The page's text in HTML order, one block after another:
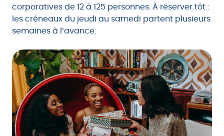
corporatives de 12 à 125 personnes. À réserver tôt :
les créneaux du jeudi au samedi partent plusieurs
semaines à l’avance.